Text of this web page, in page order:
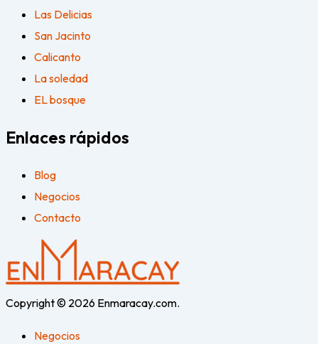
Las Delicias
San Jacinto
Calicanto
La soledad
EL bosque
Enlaces rápidos
Blog
Negocios
Contacto
Copyright © 2026 Enmaracay.com.
Negocios